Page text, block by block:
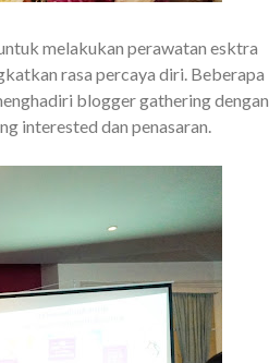
melakukan perawatan esktra
rasa percaya diri. Beberapa
blogger gathering dengan
interested dan penasaran.